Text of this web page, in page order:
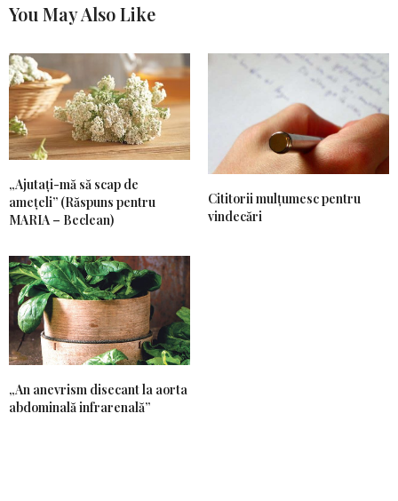
You May Also Like
„Ajutați-mă să scap de
amețeli” (Răspuns pentru
MARIA – Beclean)
Cititorii mulțumesc pentru
vindecări
„An anevrism disecant la aorta
abdominală infrarenală”